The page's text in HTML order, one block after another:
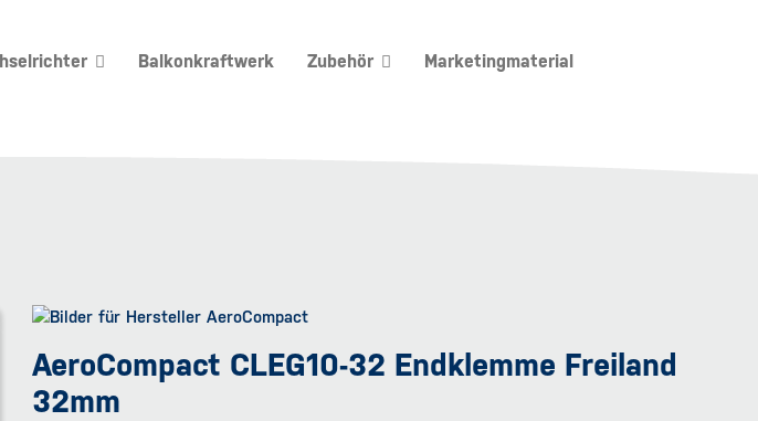
Balkonkraftwerk Zubehör Marketingmaterial
AeroCompact CLEG10-32 Endklemme Freiland
32mm